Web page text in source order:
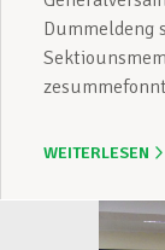
Dummeldeng
WEITERLESEN